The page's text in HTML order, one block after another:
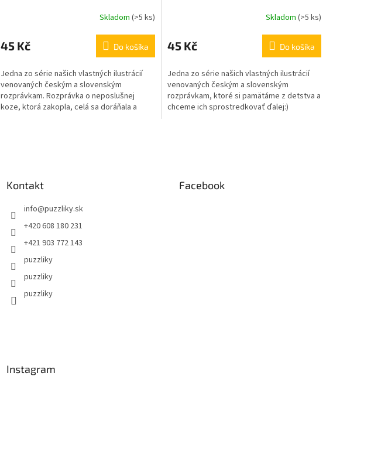
Skladom (>5 ks)
45 Kč Do košíka
Jedna zo série našich vlastných ilustrácií
venovaných českým a slovenským
rozprávkam. Rozprávka o neposlušnej
koze, ktorá zakopla, celá sa doráňala a
Skladom (>5 ks)
45 Kč Do košíka
Jedna zo série našich vlastných ilustrácií
venovaných českým a slovenským
rozprávkam, ktoré si pamätáme z detstva a
chceme ich sprostredkovať ďalej:)
Kontakt
info@puzzliky.sk
+420 608 180 231
+421 903 772 143
puzzliky
puzzliky
puzzliky
Facebook
Instagram